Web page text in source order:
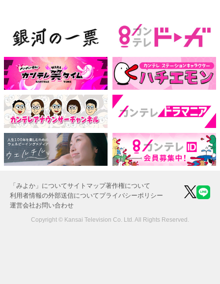
「みよか」についてサイトマップ著作権について
利用者情報の外部送信についてプライバシーポリシー
運営会社お問い合わせ
Copyright © Kansai Television Co. Ltd. All Rights Reserved.